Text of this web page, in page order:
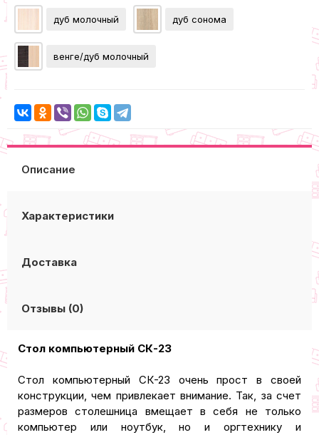
дуб молочный дуб сонома
венге/дуб молочный
Описание
Характеристики
Доставка
Отзывы (0)
Cтол компьютерный СК-23
Стол компьютерный СК-23 очень прост в своей
конструкции, чем привлекает внимание. Так, за счет
размеров столешница вмещает в себя не только
компьютер или ноутбук, но и оргтехнику и